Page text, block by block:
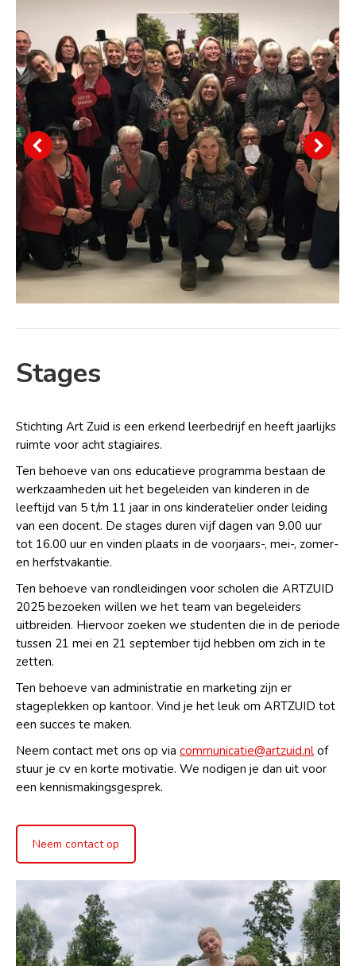
Stages
Stichting Art Zuid is een erkend leerbedrijf en heeft jaarlijks
ruimte voor acht stagiaires.
Ten behoeve van ons educatieve programma bestaan de
werkzaamheden uit het begeleiden van kinderen in de
leeftijd van 5 t/m 11 jaar in ons kinderatelier onder leiding
van een docent. De stages duren vijf dagen van 9.00 uur
tot 16.00 uur en vinden plaats in de voorjaars-, mei-, zomer-
en herfstvakantie.
Ten behoeve van rondleidingen voor scholen die ARTZUID
2025 bezoeken willen we het team van begeleiders
uitbreiden. Hiervoor zoeken we studenten die in de periode
tussen 21 mei en 21 september tijd hebben om zich in te
zetten.
Ten behoeve van administratie en marketing zijn er
stageplekken op kantoor. Vind je het leuk om ARTZUID tot
een succes te maken.
Neem contact met ons op via communicatie@artzuid.nl of
stuur je cv en korte motivatie. We nodigen je dan uit voor
een kennismakingsgesprek.
Neem contact op